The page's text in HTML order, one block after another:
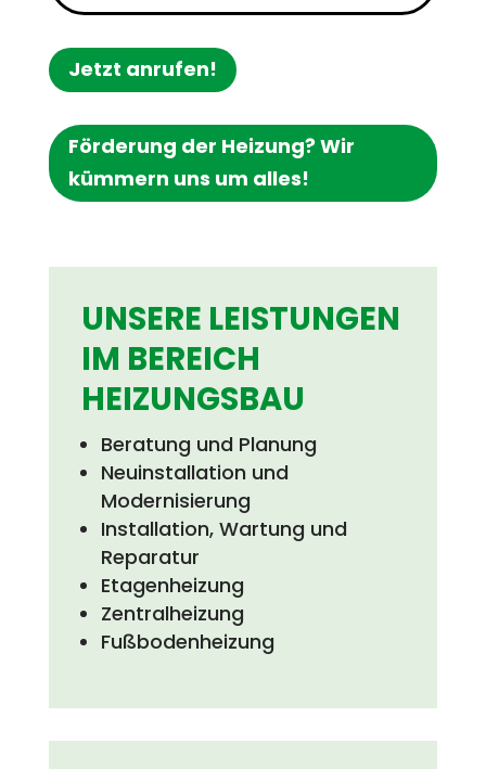
Jetzt anrufen!
Förderung der Heizung? Wir
kümmern uns um alles!
UNSERE LEISTUNGEN
IM BEREICH
HEIZUNGSBAU
Beratung und Planung
Neuinstallation und
Modernisierung
Installation, Wartung und
Reparatur
Etagenheizung
Zentralheizung
Fußbodenheizung